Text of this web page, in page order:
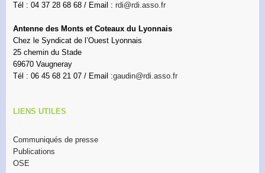
Tél : 04 37 28 68 68 / Email : rdi@rdi.asso.fr
Antenne des Monts et Coteaux du Lyonnais
Chez le Syndicat de l’Ouest Lyonnais
25 chemin du Stade
69670 Vaugneray
Tél : 06 45 68 21 07 / Email :gaudin@rdi.asso.fr
LIENS UTILES
Communiqués de presse
Publications
OSE